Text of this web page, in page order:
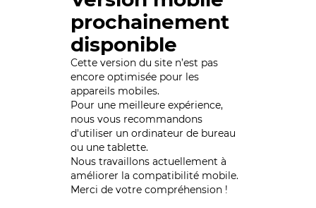
prochainement
disponible
Cette version du site n’est pas
encore optimisée pour les
appareils mobiles.
Pour une meilleure expérience,
nous vous recommandons
d'utiliser un ordinateur de bureau
ou une tablette.
Nous travaillons actuellement à
améliorer la compatibilité mobile.
Merci de votre compréhension !